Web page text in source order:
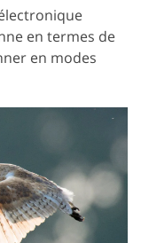
en termes de
en modes